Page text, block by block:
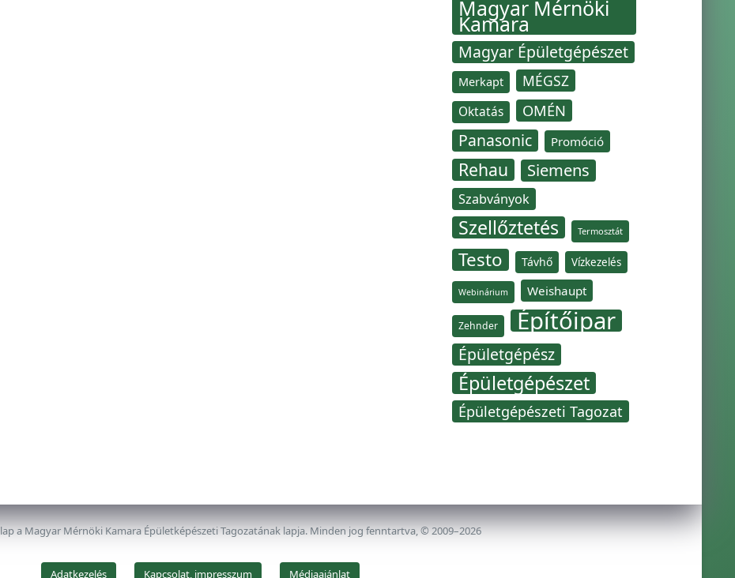
Magyar Mérnöki
Kamara
Magyar Épületgépészet
Merkapt MÉGSZ
Oktatás OMÉN
Panasonic Promóció
Rehau Siemens
Szabványok
Szellőztetés Termosztát
Testo Távhő Vízkezelés
Webinárium Weishaupt
Zehnder Építőipar
Épületgépész
Épületgépészet
Épületgépészeti Tagozat
a Magyar Mérnöki Kamara Épületképészeti Tagozatának lapja. Minden jog fenntartva, © 2009–2026
Adatkezelés Kapcsolat, impresszum Médiaajánlat